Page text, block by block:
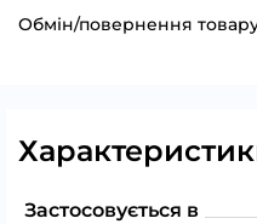
Обмін/повернення
Застосовується в